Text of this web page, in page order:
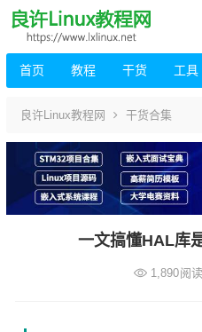
首页 教程 干货 工具
良许Linux教程网 干货合集
一文搞懂HAL库
1,890阅读